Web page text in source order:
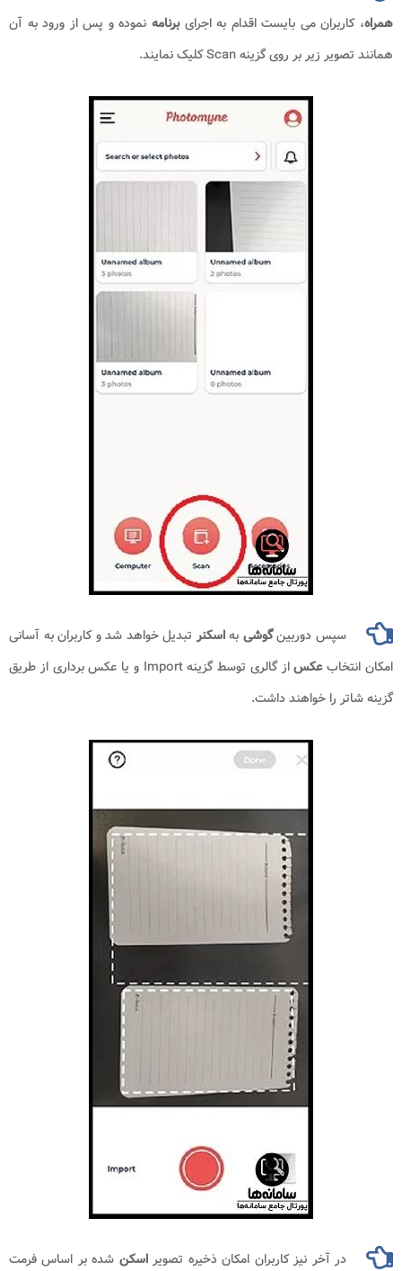
همراه، کاربران می بایست اقدام به اجرایبرنامه نموده و پس از ورود به آن
همانند تصویر زیر بر روی گزینه Scan کلیک نمایند.
سپس دوربینگوشی بهاسکنر تبدیل خواهد شد و کاربران به آسانی
امکان انتخابعکس
از گالری توسط گزینه Import و یا عکس برداری از طریق
گزینه شاتر را خواهند داشت.
در آخر نیز کاربران امکان ذخیره تصویراسکن شده بر اساس فرمت